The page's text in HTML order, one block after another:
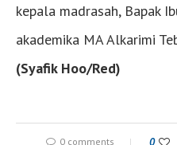
kepala madrasah, Bapak
akademika MA Alkarimi
(Syafik Hoo/Red)
0 comments 0